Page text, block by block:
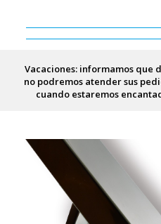
Vacaciones: informamos que
no podremos atender sus
cuando estaremos